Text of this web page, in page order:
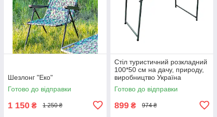
Шезлонг "Еко"
Готово до відправки
1 150 ₴ 1 250 ₴
Стіл туристичний розкладний
100*50 см на дачу, природу,
виробництво Україна
Готово до відправки
899 ₴ 974 ₴